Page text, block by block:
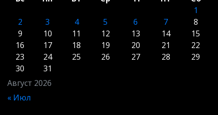
Август 2026
1
2
3 4 5 6 7
8
9
10 11 12 13 14
15
16
17 18 19 20 21
22
23
24 25 26 27 28
29
30
31
« Июл